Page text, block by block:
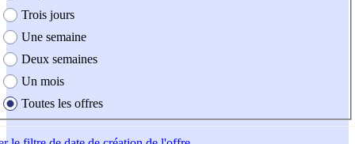
Trois jours
Une semaine
Deux semaines
Un mois
Toutes les offres